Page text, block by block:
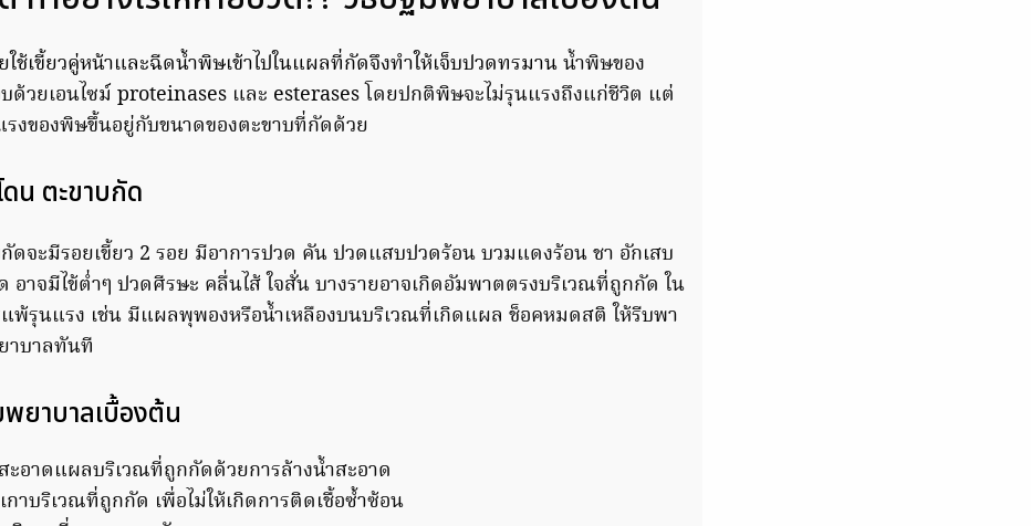
ช้เขี้ยวคู่หน้าและฉีดน้ำพิษเข้าไปในแผลที่กัดจึงทำให้เจ็บปวดทรมานน้ำพิษของ
ด้วยเอนไซม์ proteinases และ esterases โดยปกติพิษจะไม่รุนแรงถึงแก่ชีวิต แต่
งของพิษขึ้นอยู่กับขนาดของตะขาบที่กัดด้วย
ดน ตะขาบกัด
ดจะมีรอยเขี้ยว 2 รอย มีอาการปวด คัน ปวดแสบปวดร้อน บวมแดงร้อน ชา อักเสบ
อาจมีไข้ต่ำๆ ปวดศีรษะ คลื่นไส้ ใจสั่น บางรายอาจเกิดอัมพาตตรงบริเวณที่ถูกกัด ใน
พ้รุนแรง เช่น มีแผลพุพองหรือน้ำเหลืองบนบริเวณที่เกิดแผล ช็อคหมดสติ ให้รีบพา
าบาลทันที
ยาบาลเบื้องต้น
ะอาดแผลบริเวณที่ถูกกัดด้วยการล้างน้ำสะอาด
กาบริเวณที่ถูกกัด เพื่อไม่ให้เกิดการติดเชื้อซ้ำซ้อน